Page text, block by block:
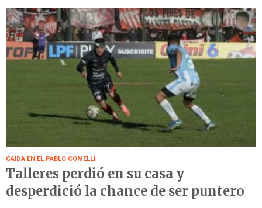
CAÍDA EN EL PABLO COMELLI
Talleres perdió en su casa y
desperdició la chance de ser puntero